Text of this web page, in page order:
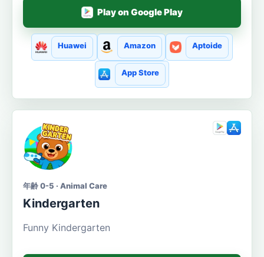
Play on Google Play
Huawei Amazon Aptoide
App Store
年齢 0-5 · Animal Care
Kindergarten
Funny Kindergarten